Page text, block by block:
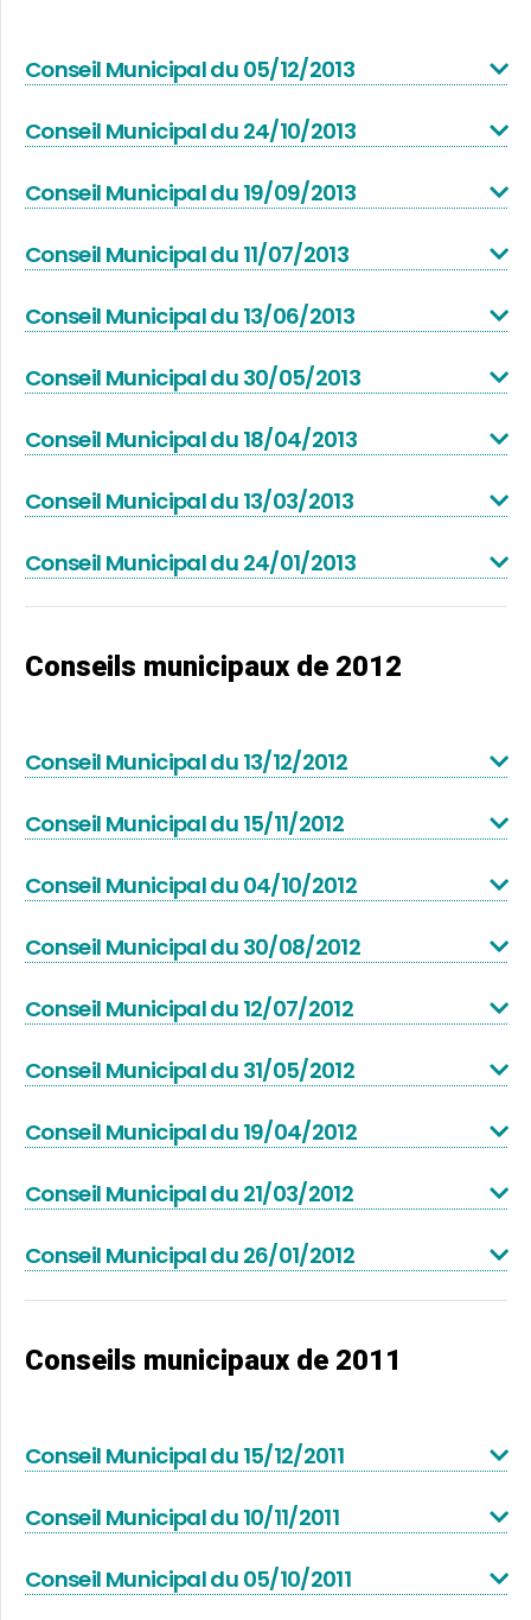
Conseil Municipal du 05/12/2013
Conseil Municipal du 24/10/2013
Conseil Municipal du 19/09/2013
Conseil Municipal du 11/07/2013
Conseil Municipal du 13/06/2013
Conseil Municipal du 30/05/2013
Conseil Municipal du 18/04/2013
Conseil Municipal du 13/03/2013
Conseil Municipal du 24/01/2013
Conseils municipaux de 2012
Conseil Municipal du 13/12/2012
Conseil Municipal du 15/11/2012
Conseil Municipal du 04/10/2012
Conseil Municipal du 30/08/2012
Conseil Municipal du 12/07/2012
Conseil Municipal du 31/05/2012
Conseil Municipal du 19/04/2012
Conseil Municipal du 21/03/2012
Conseil Municipal du 26/01/2012
Conseils municipaux de 2011
Conseil Municipal du 15/12/2011
Conseil Municipal du 10/11/2011
Conseil Municipal du 05/10/2011